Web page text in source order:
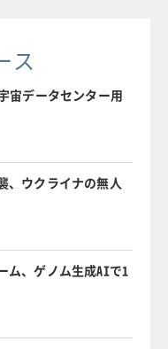
ス
宙データセンター用
、ウクライナの無人
ム、ゲノム生成AIで1